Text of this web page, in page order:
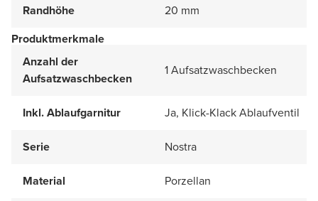
Randhöhe
20 mm
Produktmerkmale
Anzahl der
Aufsatzwaschbecken
1 Aufsatzwaschbecken
Inkl. Ablaufgarnitur Ja, Klick-Klack Ablaufventil
Serie Nostra
Material Porzellan